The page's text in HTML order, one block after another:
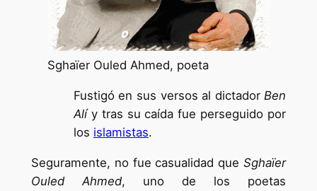
Sghaïer Ouled Ahmed, poeta
Fustigó en sus versos al dictadorBen
Alíy tras su caída fue perseguido por
los islamistas.
Seguramente, no fue casualidad queSghaïer
Ouled Ahmed, uno de los poetas